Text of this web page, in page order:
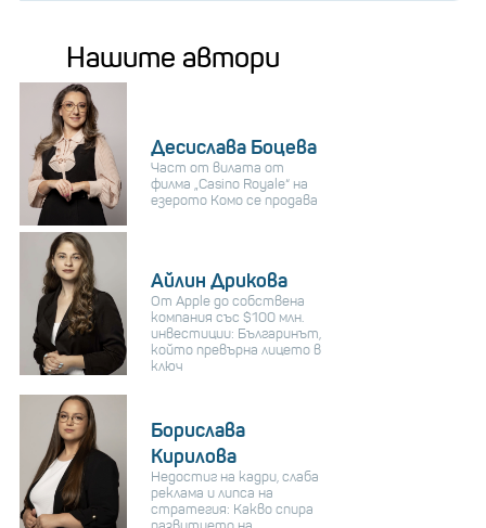
Нашите автори
Десислава Боцева
Част от вилата от
филма „Casino Royale“ на
езерото Комо се продава
Айлин Дрикова
От Apple до собствена
компания със $100 млн.
инвестиции: Българинът,
който превърна лицето в
ключ
Борислава
Кирилова
Недостиг на кадри, слаба
реклама и липса на
стратегия: Какво спира